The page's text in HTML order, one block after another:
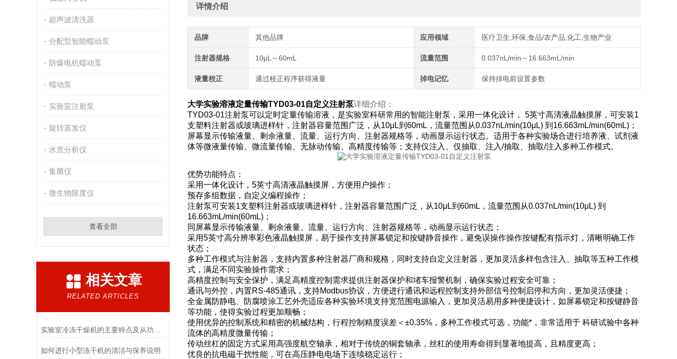
超声波清洗器
分配型智能蠕动泵
防爆电机蠕动泵
蠕动泵
实验室注射泵
旋转蒸发仪
水质分析仪
集菌仪
微生物限度仪
查看全部
相关文章
RELATED ARTICLES
如何进行小型冻干机的清洁与保养说明
详情介绍
品牌 其他品牌 应用领域 医疗卫生,环保,食品/农产品,化工,生物产业
注射器规格 10μL～60mL 流量范围 0.037nL/min～16.663mL/min
液量校正 通过校正程序获得液量 掉电记忆 保持掉电前设置参数
大学实验溶液定量传输TYD03-01自定义注射泵详细介绍：
TYD03-01注射泵可以定时定量传输溶液，是实验室科研常用的智能注射泵，采用一体化设计， 5英寸高清液晶触摸屏，可安装1
支塑料注射器或玻璃进样针，注射器容量范围广泛，从10μL到60mL，流量范围从0.037nL/min(10μL) 到16.663mL/min(60mL)；
屏幕显示传输液量、剩余液量、流量、运行方向、注射器规格等，动画显示运行状态。适用于各种实验场合进行培养液、试剂液
体等微液量传输、微流量传输、无脉动传输、高精度传输等；支持仅注入、仅抽取、注入/抽取、抽取/注入多种工作模式。
优势功能特点：
采用一体化设计，5英寸高清液晶触摸屏，方便用户操作；
预存多组数据，自定义编程操作；
注射泵可安装1支塑料注射器或玻璃进样针，注射器容量范围广泛，从10μL到60mL，流量范围从0.037nL/min(10μL) 到
16.663mL/min(60mL)；
同屏幕显示传输液量、剩余液量、流量、运行方向、注射器规格等，动画显示运行状态；
采用5英寸高分辨率彩色液晶触摸屏，易于操作支持屏幕锁定和按键静音操作，避免误操作操作按键配有指示灯，清晰明确工作
状态；
多种工作模式与注射器，支持内置多种注射器厂商和规格，同时支持自定义注射器，更加灵活多样包含注入、抽取等五种工作模
式，满足不同实验操作需求；
高精度控制与安全保护，满足高精度控制需求提供注射器保护和堵车报警机制，确保实验过程安全可靠；
通讯与外控，内置RS-485通讯，支持Modbus协议，方便进行通讯和远程控制支持外部信号控制启停和方向，更加灵活便捷；
全金属防静电、防腐喷涂工艺外壳适应各种实验环境支持宽范围电源输入，更加灵活易用多种便捷设计，如屏幕锁定和按键静音
等功能，使得实验过程更加顺畅；
使用优异的控制系统和精密的机械结构，行程控制精度误差＜±0.35%，多种工作模式可选，功能*，非常适用于 科研试验中各种
流体的高精度微量传输；
传动丝杠的固定方式采用高强度航空轴承，相对于传统的铜套轴承，丝杠的使用寿命得到显著地提高，且精度更高；
优良的抗电磁干扰性能，可在高压静电电场下连续稳定运行；